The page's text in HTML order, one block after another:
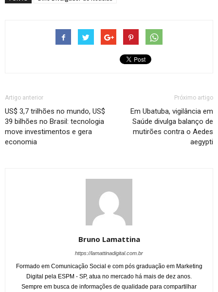
Artigo anterior
US$ 3,7 trilhões no mundo, US$
39 bilhões no Brasil: tecnologia
move investimentos e gera
economia
Próximo artigo
Em Ubatuba, vigilância em
Saúde divulga balanço de
mutirões contra o Aedes
aegypti
Bruno Lamattina
https://lamattinadigital.com.br
Formado em Comunicação Social e com pós graduação em Marketing
Digital pela ESPM - SP, atua no mercado há mais de dez anos.
Sempre em busca de informações de qualidade para compartilhar